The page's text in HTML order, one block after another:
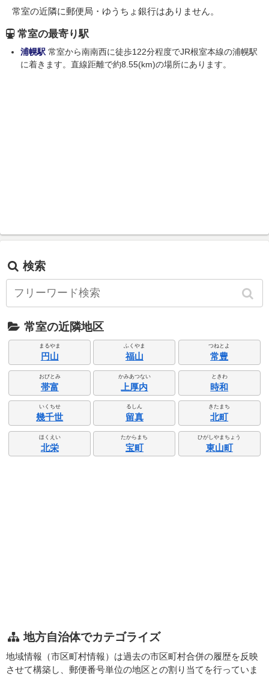
常室の近隣に郵便局・ゆうちょ銀行はありません。
常室の最寄り駅
浦幌駅 常室から南南西に徒歩122分程度でJR根室本線の浦幌駅
に着きます。直線距離で約8.55(km)の場所にあります。
検索
常室の近隣地区
まるやま
円山
ふくやま
福山
つねとよ
常豊
おびとみ
帯富
かみあつない
上厚内
ときわ
時和
いくちせ
幾千世
るしん
留真
きたまち
北町
ほくえい
北栄
たからまち
宝町
ひがしやまちょう
東山町
地方自治体でカテゴライズ
地域情報（市区町村情報）は過去の市区町村合併の履歴を反映
させて構築し、郵便番号単位の地区との割り当てを行っていま